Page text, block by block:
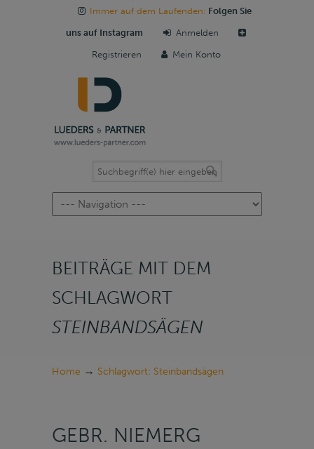
Immer auf dem Laufenden: Folgen Sie
uns auf Instagram Anmelden
Registrieren Mein Konto
Navigation
BEITRÄGE MIT DEM
SCHLAGWORT
STEINBANDSÄGEN
Home → Schlagwort: Steinbandsägen
GEBR. NIEMERG